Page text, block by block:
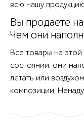
всю нашу
Вы продаете
Чем они
Все товары на
состоянии: они
летать или
композиции.